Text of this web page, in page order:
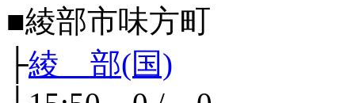
■綾部市味方町
├綾 部(国)